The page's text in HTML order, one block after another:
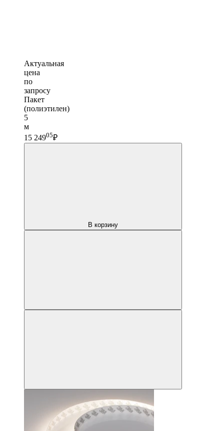
Актуальная
цена
по
запросу
Пакет
(полиэтилен)
5
м
15 24905₽
В корзину